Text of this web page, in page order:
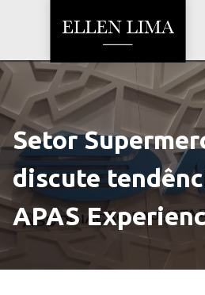
Setor
discute
APAS